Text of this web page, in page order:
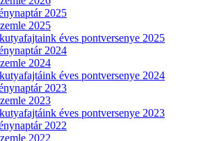
2025
2025
éves pontversenye 2025
2024
2024
éves pontversenye 2024
2023
2023
éves pontversenye 2023
2022
2022